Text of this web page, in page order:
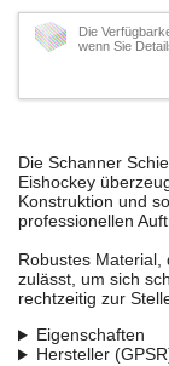
Die
wenn Sie
Die Schanner
Eishockey
Konstruktion und
professionellen
Robustes Material,
zulässt, um sich
rechtzeitig zur
Eigenschaften
Hersteller